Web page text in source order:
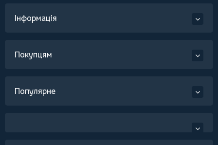
Інформація
Покупцям
Популярне